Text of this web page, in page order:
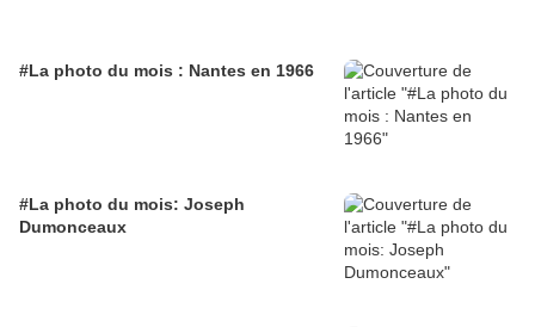
#La photo du mois : Nantes en 1966
#La photo du mois: Joseph
Dumonceaux